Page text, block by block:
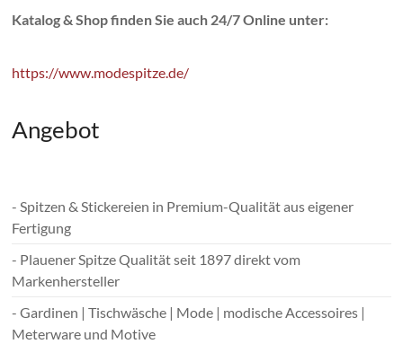
Katalog & Shop finden Sie auch 24/7 Online unter:
https://www.modespitze.de/
Angebot
- Spitzen & Stickereien in Premium-Qualität aus eigener
Fertigung
- Plauener Spitze Qualität seit 1897 direkt vom
Markenhersteller
- Gardinen | Tischwäsche | Mode | modische Accessoires |
Meterware und Motive